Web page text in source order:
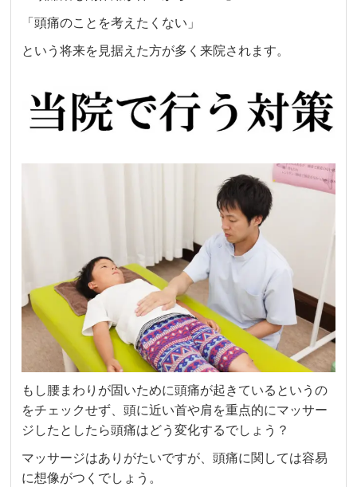
「頭痛のことを考えたくない」
という将来を見据えた方が多く来院されます。
もし腰まわりが固いために頭痛が起きているというの
をチェックせず、頭に近い首や肩を重点的にマッサー
ジしたとしたら頭痛はどう変化するでしょう？
マッサージはありがたいですが、頭痛に関しては容易
に想像がつくでしょう。